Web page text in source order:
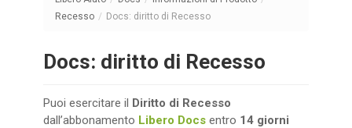
Recesso / Docs: diritto di Recesso
Docs: diritto di Recesso
Puoi esercitare il Diritto di Recesso
dall’abbonamento Libero Docs entro 14 giorni